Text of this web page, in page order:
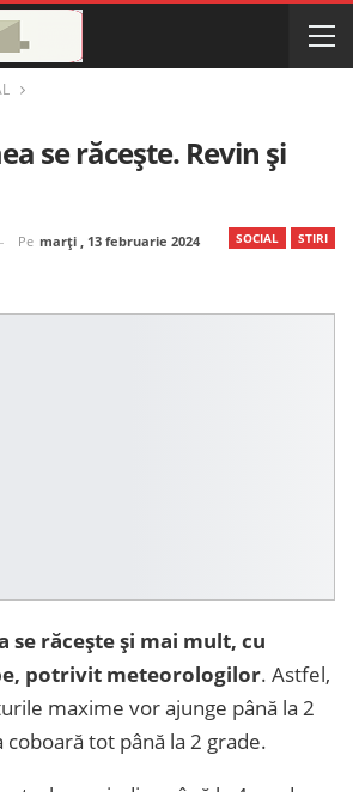
se răcește. Revin și
SOCIAL STIRI
Pe marți , 13 februarie 2024
se răcește și mai mult, cu
potrivit meteorologilor. Astfel,
maxime vor ajunge până la 2
tot până la 2 grade.